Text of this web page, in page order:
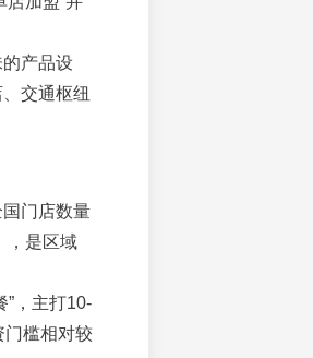
产品设
交通枢纽
门店数量
，是区域
”，主打10-
门槛相对较